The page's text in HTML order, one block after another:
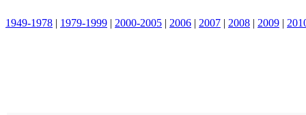
1949-1978 | 1979-1999 | 2000-2005 | 2006 | 2007 | 2008 | 2009 |